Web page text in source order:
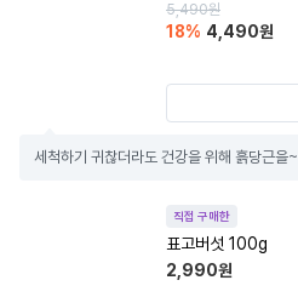
5,490원
18% 4,490원
세척하기 귀찮더라도 건강을 위해 흙당근을~
직접 구매한
표고버섯 100g
2,990원